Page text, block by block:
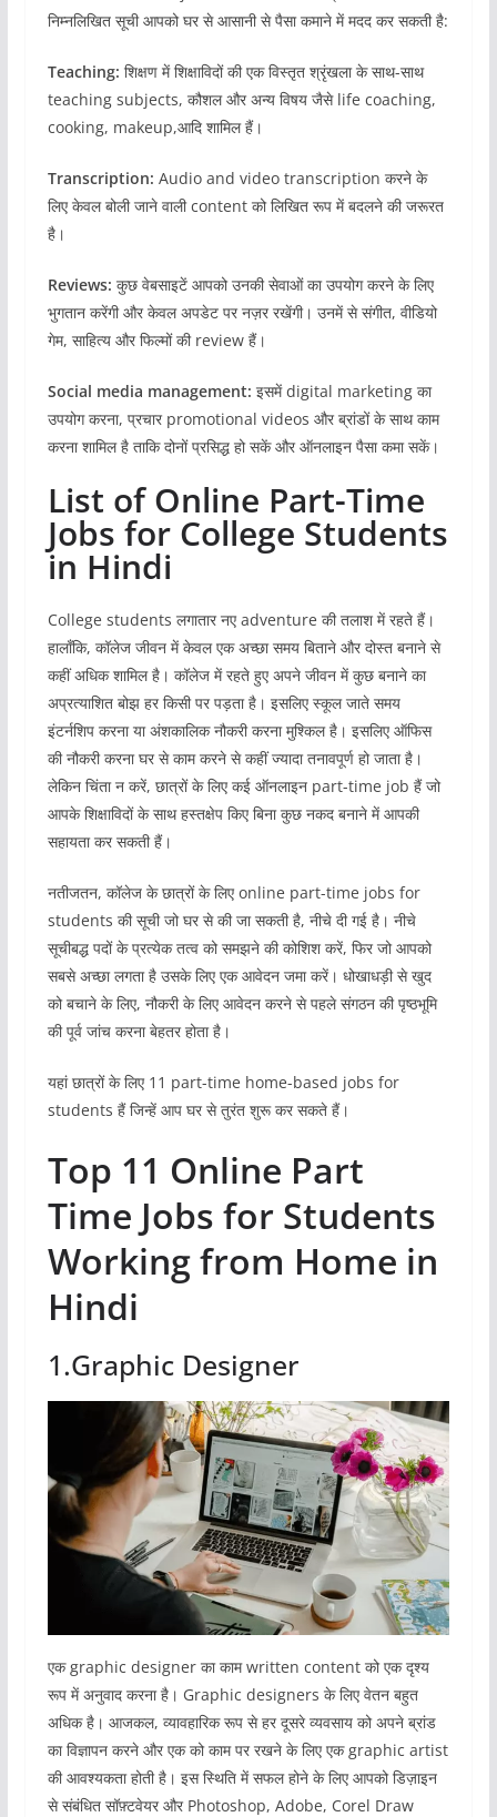
निम्नलिखित सूची आपको घर से आसानी से पैसा कमाने में मदद कर सकती है:
Teaching: शिक्षण में शिक्षाविदों की एक विस्तृत श्रृंखला के साथ-साथ
teaching subjects, कौशल और अन्य विषय जैसे life coaching,
cooking, makeup,आदि शामिल हैं।
Transcription: Audio and video transcription करने के
लिए केवल बोली जाने वाली content को लिखित रूप में बदलने की जरूरत
है।
Reviews: कुछ वेबसाइटें आपको उनकी सेवाओं का उपयोग करने के लिए
भुगतान करेंगी और केवल अपडेट पर नज़र रखेंगी। उनमें से संगीत, वीडियो
गेम, साहित्य और फिल्मों की review हैं।
Social media management: इसमें digital marketing का
उपयोग करना, प्रचार promotional videos और ब्रांडों के साथ काम
करना शामिल है ताकि दोनों प्रसिद्ध हो सकें और ऑनलाइन पैसा कमा सकें।
List of Online Part-Time
Jobs for College Students
in Hindi
College students लगातार नए adventure की तलाश में रहते हैं।
हालाँकि, कॉलेज जीवन में केवल एक अच्छा समय बिताने और दोस्त बनाने से
कहीं अधिक शामिल है। कॉलेज में रहते हुए अपने जीवन में कुछ बनाने का
अप्रत्याशित बोझ हर किसी पर पड़ता है। इसलिए स्कूल जाते समय
इंटर्नशिप करना या अंशकालिक नौकरी करना मुश्किल है। इसलिए ऑफिस
की नौकरी करना घर से काम करने से कहीं ज्यादा तनावपूर्ण हो जाता है।
लेकिन चिंता न करें, छात्रों के लिए कई ऑनलाइन part-time job हैं जो
आपके शिक्षाविदों के साथ हस्तक्षेप किए बिना कुछ नकद बनाने में आपकी
सहायता कर सकती हैं।
नतीजतन, कॉलेज के छात्रों के लिए online part-time jobs for
students की सूची जो घर से की जा सकती है, नीचे दी गई है। नीचे
सूचीबद्ध पदों के प्रत्येक तत्व को समझने की कोशिश करें, फिर जो आपको
सबसे अच्छा लगता है उसके लिए एक आवेदन जमा करें। धोखाधड़ी से खुद
को बचाने के लिए, नौकरी के लिए आवेदन करने से पहले संगठन की पृष्ठभूमि
की पूर्व जांच करना बेहतर होता है।
यहां छात्रों के लिए 11 part-time home-based jobs for
students हैं जिन्हें आप घर से तुरंत शुरू कर सकते हैं।
Top 11 Online Part
Time Jobs for Students
Working from Home in
Hindi
1.Graphic Designer
एक graphic designer का काम written content को एक दृश्य
रूप में अनुवाद करना है। Graphic designers के लिए वेतन बहुत
अधिक है। आजकल, व्यावहारिक रूप से हर दूसरे व्यवसाय को अपने ब्रांड
का विज्ञापन करने और एक को काम पर रखने के लिए एक graphic artist
की आवश्यकता होती है। इस स्थिति में सफल होने के लिए आपको डिज़ाइन
से संबंधित सॉफ़्टवेयर और Photoshop, Adobe, Corel Draw